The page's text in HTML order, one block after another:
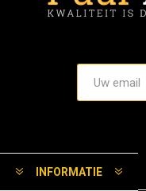
INFORMATIE